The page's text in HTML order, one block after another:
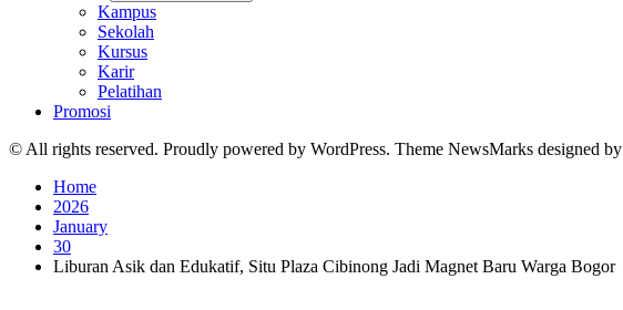
Kampus
Sekolah
Kursus
Karir
Pelatihan
Promosi
© All rights reserved. Proudly powered by WordPress. Theme NewsMarks designed by
Home
2026
January
30
Liburan Asik dan Edukatif, Situ Plaza Cibinong Jadi Magnet Baru Warga Bogor